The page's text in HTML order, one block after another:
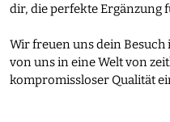
dir, die perfekte Ergänzung
Wir freuen uns dein Besuch
von uns in eine Welt von
kompromissloser Qualität